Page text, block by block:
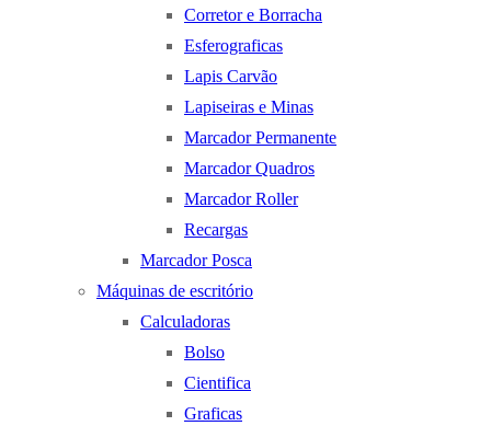
Corretor e Borracha
Esferograficas
Lapis Carvão
Lapiseiras e Minas
Marcador Permanente
Marcador Quadros
Marcador Roller
Recargas
Marcador Posca
Máquinas de escritório
Calculadoras
Bolso
Cientifica
Graficas